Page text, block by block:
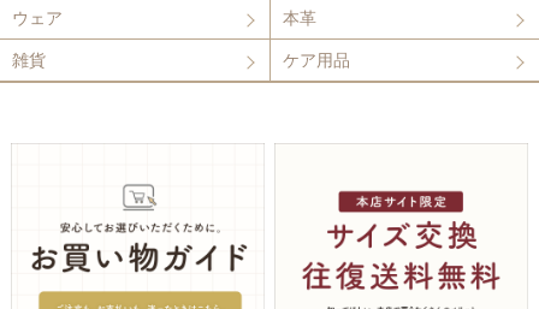
ウェア 本革
雑貨 ケア用品